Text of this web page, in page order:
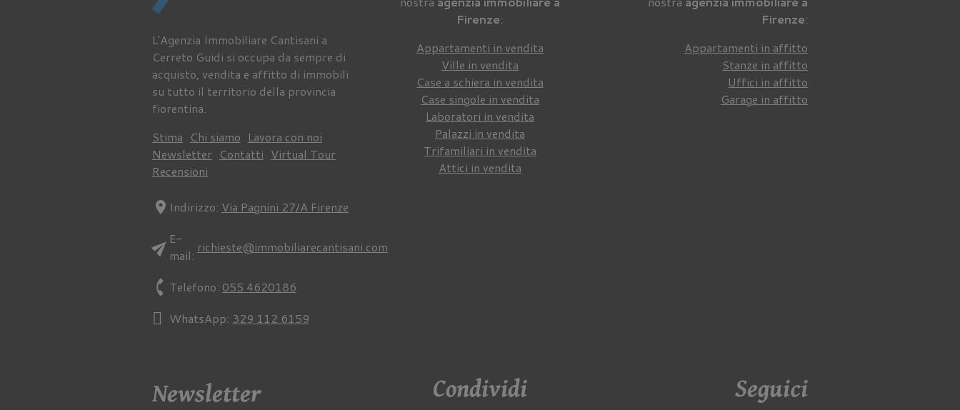
L'Agenzia Immobiliare Cantisani a
Cerreto Guidi si occupa da sempre di
acquisto, vendita e affitto di immobili
su tutto il territorio della provincia
fiorentina.
Stima Chi siamo Lavora con noi
Newsletter Contatti Virtual Tour
Recensioni
location_on Indirizzo: Via Pagnini 27/A Firenze
sendE-
mail:
richieste@immobiliarecantisani.com
phoneTelefono: 055 4620186
WhatsApp: 329 112 6159
Firenze:
Appartamenti in vendita
Ville in vendita
Case a schiera in vendita
Case singole in vendita
Laboratori in vendita
Palazzi in vendita
Trifamiliari in vendita
Attici in vendita
Firenze:
Appartamenti in affitto
Stanze in affitto
Uffici in affitto
Garage in affitto
Newsletter Condividi Seguici